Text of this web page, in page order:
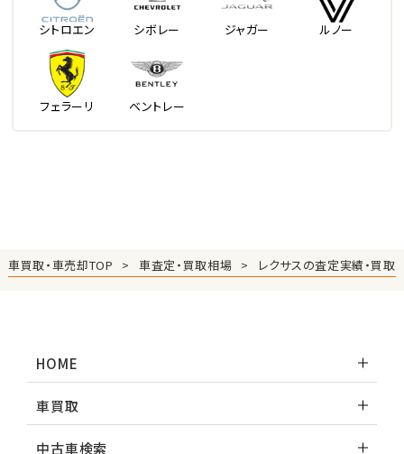
シトロエン シボレー ジャガー ルノー
フェラーリ ベントレー
車買取・車売却TOP 車査定・買取相場 レクサスの査定実績・買取
HOME
車買取
中古車検索